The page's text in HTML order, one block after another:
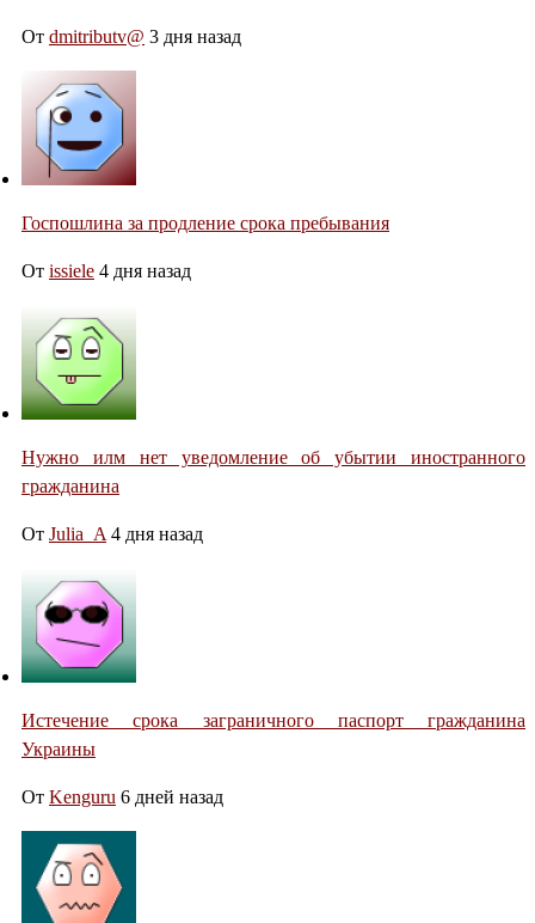
От dmitributv@ 3 дня назад
Госпошлина за продление срока пребывания
От issiele 4 дня назад
Нужно илм нет уведомление об убытии иностранного
гражданина
От Julia_A 4 дня назад
Истечение срока заграничного паспорт гражданина
Украины
От Kenguru 6 дней назад